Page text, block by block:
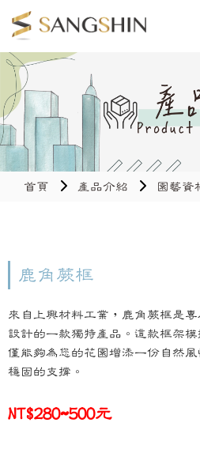
首頁 產品介紹 園藝資
鹿角蕨框
來自上興材料工業，鹿角蕨框是
設計的一款獨特產品。這款框架
僅能夠為您的花園增添一份自然
穩固的支撐。
NT$280~500元